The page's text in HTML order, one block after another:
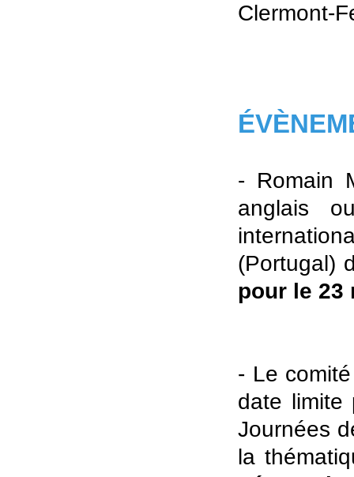
Clermont-
- Romain
anglais
(Portugal)
pour le 23
- Le
date limite
Journées
la